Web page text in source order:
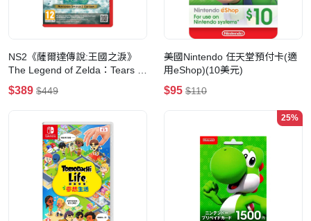
NS2《薩爾達傳說:王國之淚》
The Legend of Zelda：Tears of
the Kingdom
$389 $449
美國Nintendo 任天堂預付卡(適
用eShop)(10美元)
$95 $110
25%